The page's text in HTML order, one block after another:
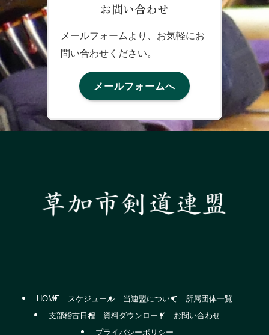
お問い合わせ
メールフォームより、お気軽にお
問い合わせください。
メールフォームへ
HOME スケジュール 当連盟について
所属団体一覧
支部稽古日程
資料ダウンロード
お問い合わせ
プライバシーポリシー